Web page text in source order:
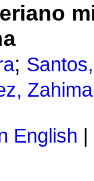
;
English